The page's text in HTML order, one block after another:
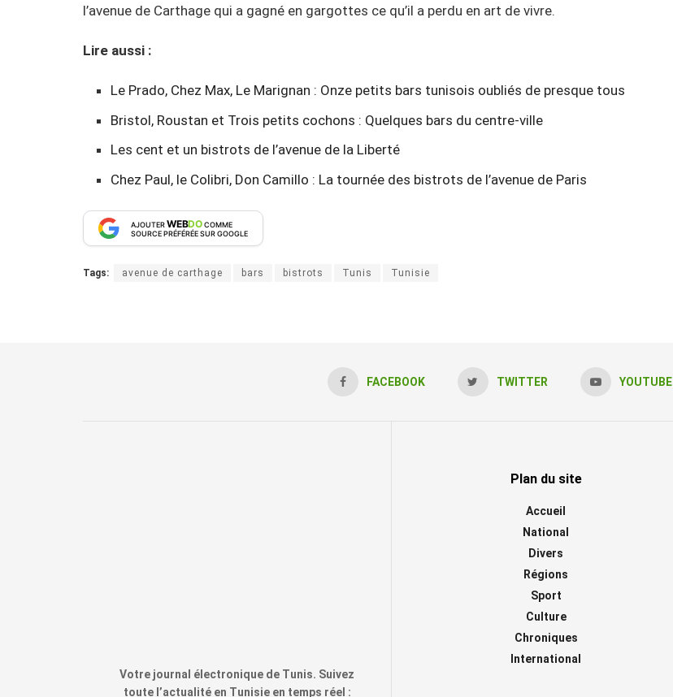
l’avenue de Carthage qui a gagné en gargottes ce qu’il a perdu en art de vivre.
Lire aussi :
Le Prado, Chez Max, Le Marignan : Onze petits bars tunisois oubliés de presque tous
Bristol, Roustan et Trois petits cochons : Quelques bars du centre-ville
Les cent et un bistrots de l’avenue de la Liberté
Chez Paul, le Colibri, Don Camillo : La tournée des bistrots de l’avenue de Paris
AJOUTERWEBDOCOMME
SOURCE PRÉFÉRÉE SUR GOOGLE
Tags: avenue de carthage bars bistrots Tunis Tunisie
FACEBOOK TWITTER YOUTUBE
Votre journal électronique de Tunis. Suivez
toute l’actualité en Tunisie en temps réel :
Plan du site
Accueil
National
Divers
Régions
Sport
Culture
Chroniques
International